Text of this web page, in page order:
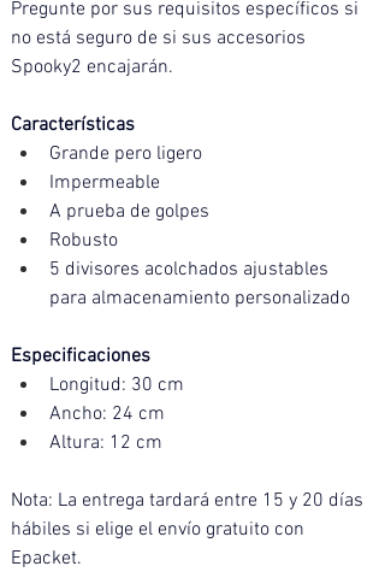
Pregunte por sus requisitos específicos si
no está seguro de si sus accesorios
Spooky2 encajarán.
Características
Grande pero ligero
Impermeable
A prueba de golpes
Robusto
5 divisores acolchados ajustables
para almacenamiento personalizado
Especificaciones
Longitud: 30 cm
Ancho: 24 cm
Altura: 12 cm
Nota: La entrega tardará entre 15 y 20 días
hábiles si elige el envío gratuito con
Epacket.